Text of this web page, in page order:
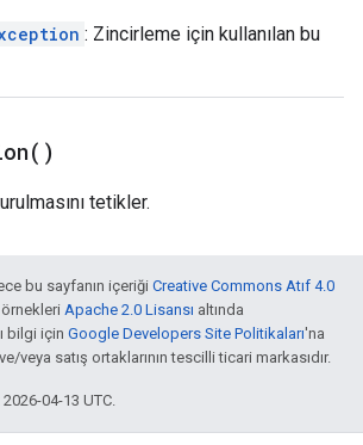
: Zincirleme için kullanılan bu
)
tetikler.
bu sayfanın içeriği Creative Commons Atıf 4.0
Apache 2.0 Lisansı altında
bilgi için Google Developers Site Politikaları'na
veya satış ortaklarının tescilli ticari markasıdır.
04-13 UTC.